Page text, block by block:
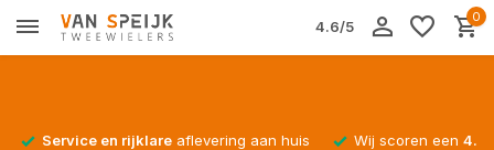
4.6/5
0
Service en rijklare aflevering aan huis Wij scoren een